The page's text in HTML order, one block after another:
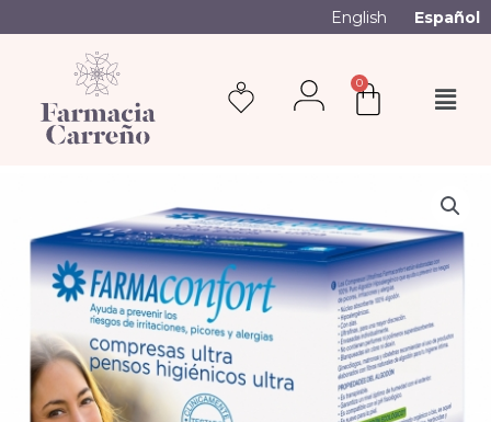
English Español
0